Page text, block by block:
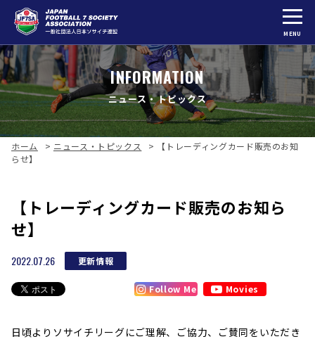
MENU
INFORMATION
ニュース・トピックス
ホーム > ニュース・トピックス >
【トレーディングカード販売のお知
らせ】
【トレーディングカード販売のお知ら
せ】
2022.07.26 更新情報
Follow Me Movies
日頃よりソサイチリーグにご理解、ご協力、ご賛同をいただき